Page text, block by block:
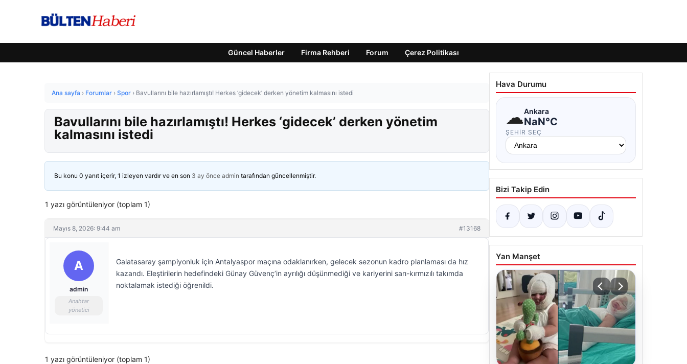
Güncel Haberler Firma Rehberi Forum Çerez Politikası
Ana sayfa › Forumlar › Spor › Bavullarını bile hazırlamıştı! Herkes ‘gidecek’ derken yönetim kalmasını istedi
Bavullarını bile hazırlamıştı! Herkes ‘gidecek’ derken yönetim
kalmasını istedi
Bu konu 0 yanıt içerir, 1 izleyen vardır ve en son 3 ay önce admin tarafından güncellenmiştir.
1 yazı görüntüleniyor (toplam 1)
Mayıs 8, 2026: 9:44 am #13168
A
admin
Anahtar
yönetici
Galatasaray şampiyonluk için Antalyaspor maçına odaklanırken, gelecek sezonun kadro planlaması da hız
kazandı. Eleştirilerin hedefindeki Günay Güvenç’in ayrılığı düşünmediği ve kariyerini sarı-kırmızılı takımda
noktalamak istediği öğrenildi.
1 yazı görüntüleniyor (toplam 1)
Hava Durumu
☁Ankara
NaN°C
ŞEHIR SEÇ
Bizi Takip Edin
Yan Manşet